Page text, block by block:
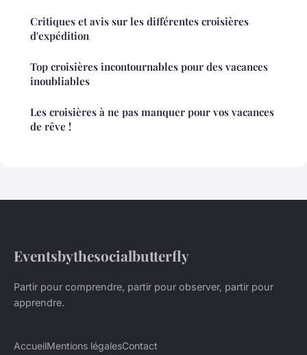
Critiques et avis sur les différentes croisières
d'expédition
Top croisières incontournables pour des vacances
inoubliables
Les croisières à ne pas manquer pour vos vacances
de rêve !
Eventsbythesocialbutterfly
Partir pour comprendre, partir pour observer, partir pour
apprendre.
AccueilMentions légalesContact